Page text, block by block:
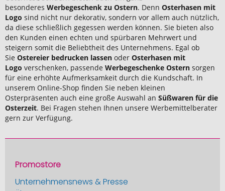
besonderes Werbegeschenk zu Ostern. Denn Osterhasen mit
Logo sind nicht nur dekorativ, sondern vor allem auch nützlich,
da diese schließlich gegessen werden können. Sie bieten also
den Kunden einen echten und spürbaren Mehrwert und
steigern somit die Beliebtheit des Unternehmens. Egal ob
Sie Ostereier bedrucken lassen oder Osterhasen mit
Logo verschenken, passende Werbegeschenke Ostern sorgen
für eine erhöhte Aufmerksamkeit durch die Kundschaft. In
unserem Online-Shop finden Sie neben kleinen
Osterpräsenten auch eine große Auswahl an Süßwaren für die
Osterzeit. Bei Fragen stehen Ihnen unsere Werbemittelberater
gern zur Verfügung.
Promostore
Unternehmensnews & Presse